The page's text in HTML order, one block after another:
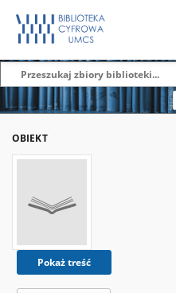
OBIEKT
Pokaż treść